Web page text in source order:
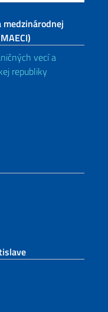
vecí a
republiky